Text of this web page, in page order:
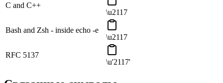
C and C++
\u2117
Bash and Zsh - inside echo -e
\u2117
RFC 5137
\u'2117'